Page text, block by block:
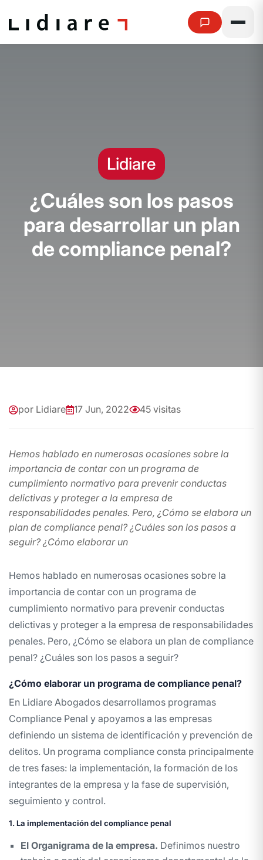
Lidiare
¿Cuáles son los pasos
para desarrollar un plan
de compliance penal?
por Lidiare 17 Jun, 2022 45 visitas
Hemos hablado en numerosas ocasiones sobre la
importancia de contar con un programa de
cumplimiento normativo para prevenir conductas
delictivas y proteger a la empresa de
responsabilidades penales. Pero, ¿Cómo se elabora un
plan de compliance penal? ¿Cuáles son los pasos a
seguir? ¿Cómo elaborar un
Hemos hablado en numerosas ocasiones sobre la
importancia de contar con un programa de
cumplimiento normativo para prevenir conductas
delictivas y proteger a la empresa de responsabilidades
penales. Pero, ¿Cómo se elabora un plan de compliance
penal? ¿Cuáles son los pasos a seguir?
¿Cómo elaborar un programa de compliance penal?
En Lidiare Abogados desarrollamos programas
Compliance Penal y apoyamos a las empresas
definiendo un sistema de identificación y prevención de
delitos. Un programa compliance consta principalmente
de tres fases: la implementación, la formación de los
integrantes de la empresa y la fase de supervisión,
seguimiento y control.
1. La implementación del compliance penal
El Organigrama de la empresa. Definimos nuestro